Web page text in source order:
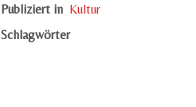
Publiziert in Kultur
Schlagwörter